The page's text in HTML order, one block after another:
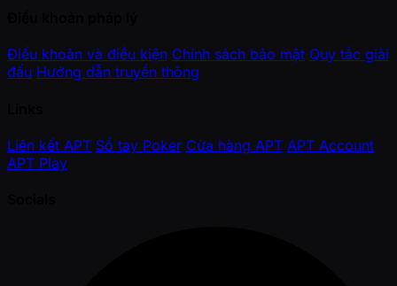
Điều khoản và điều kiện Chính sách bảo mật Quy tắc giải
đấu Hướng dẫn truyền thông
Liên kết APT Sổ tay Poker Cửa hàng APT APT Account
APT Play